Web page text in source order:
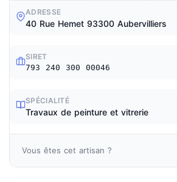
ADRESSE
40 Rue Hemet 93300 Aubervilliers
SIRET
793 240 300 00046
SPÉCIALITÉ
Travaux de peinture et vitrerie
Vous êtes cet artisan ?